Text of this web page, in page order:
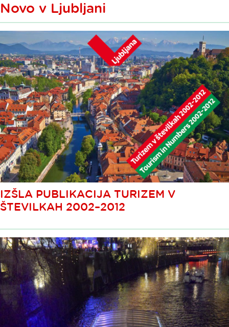
Novo v Ljubljani
IZŠLA PUBLIKACIJA TURIZEM V
ŠTEVILKAH 2002–2012